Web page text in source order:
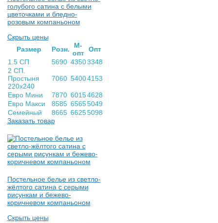
голубого сатина с белыми
цветочками и бледно-
розовым компаньоном
Скрыть цены
Раз­мер
Розн.
М-
опт Опт
1.5 СП
5690 43503348
2 СП.
Простыня
220х240
7060 54004153
Евро Мини 7870 60154628
Евро Макси
8585 65655049
Семейный
8665 66255098
Заказать товар
Постельное белье из светло-
жёлтого сатина с серыми
рисункам и бежево-
коричневом компаньоном
Скрыть цены